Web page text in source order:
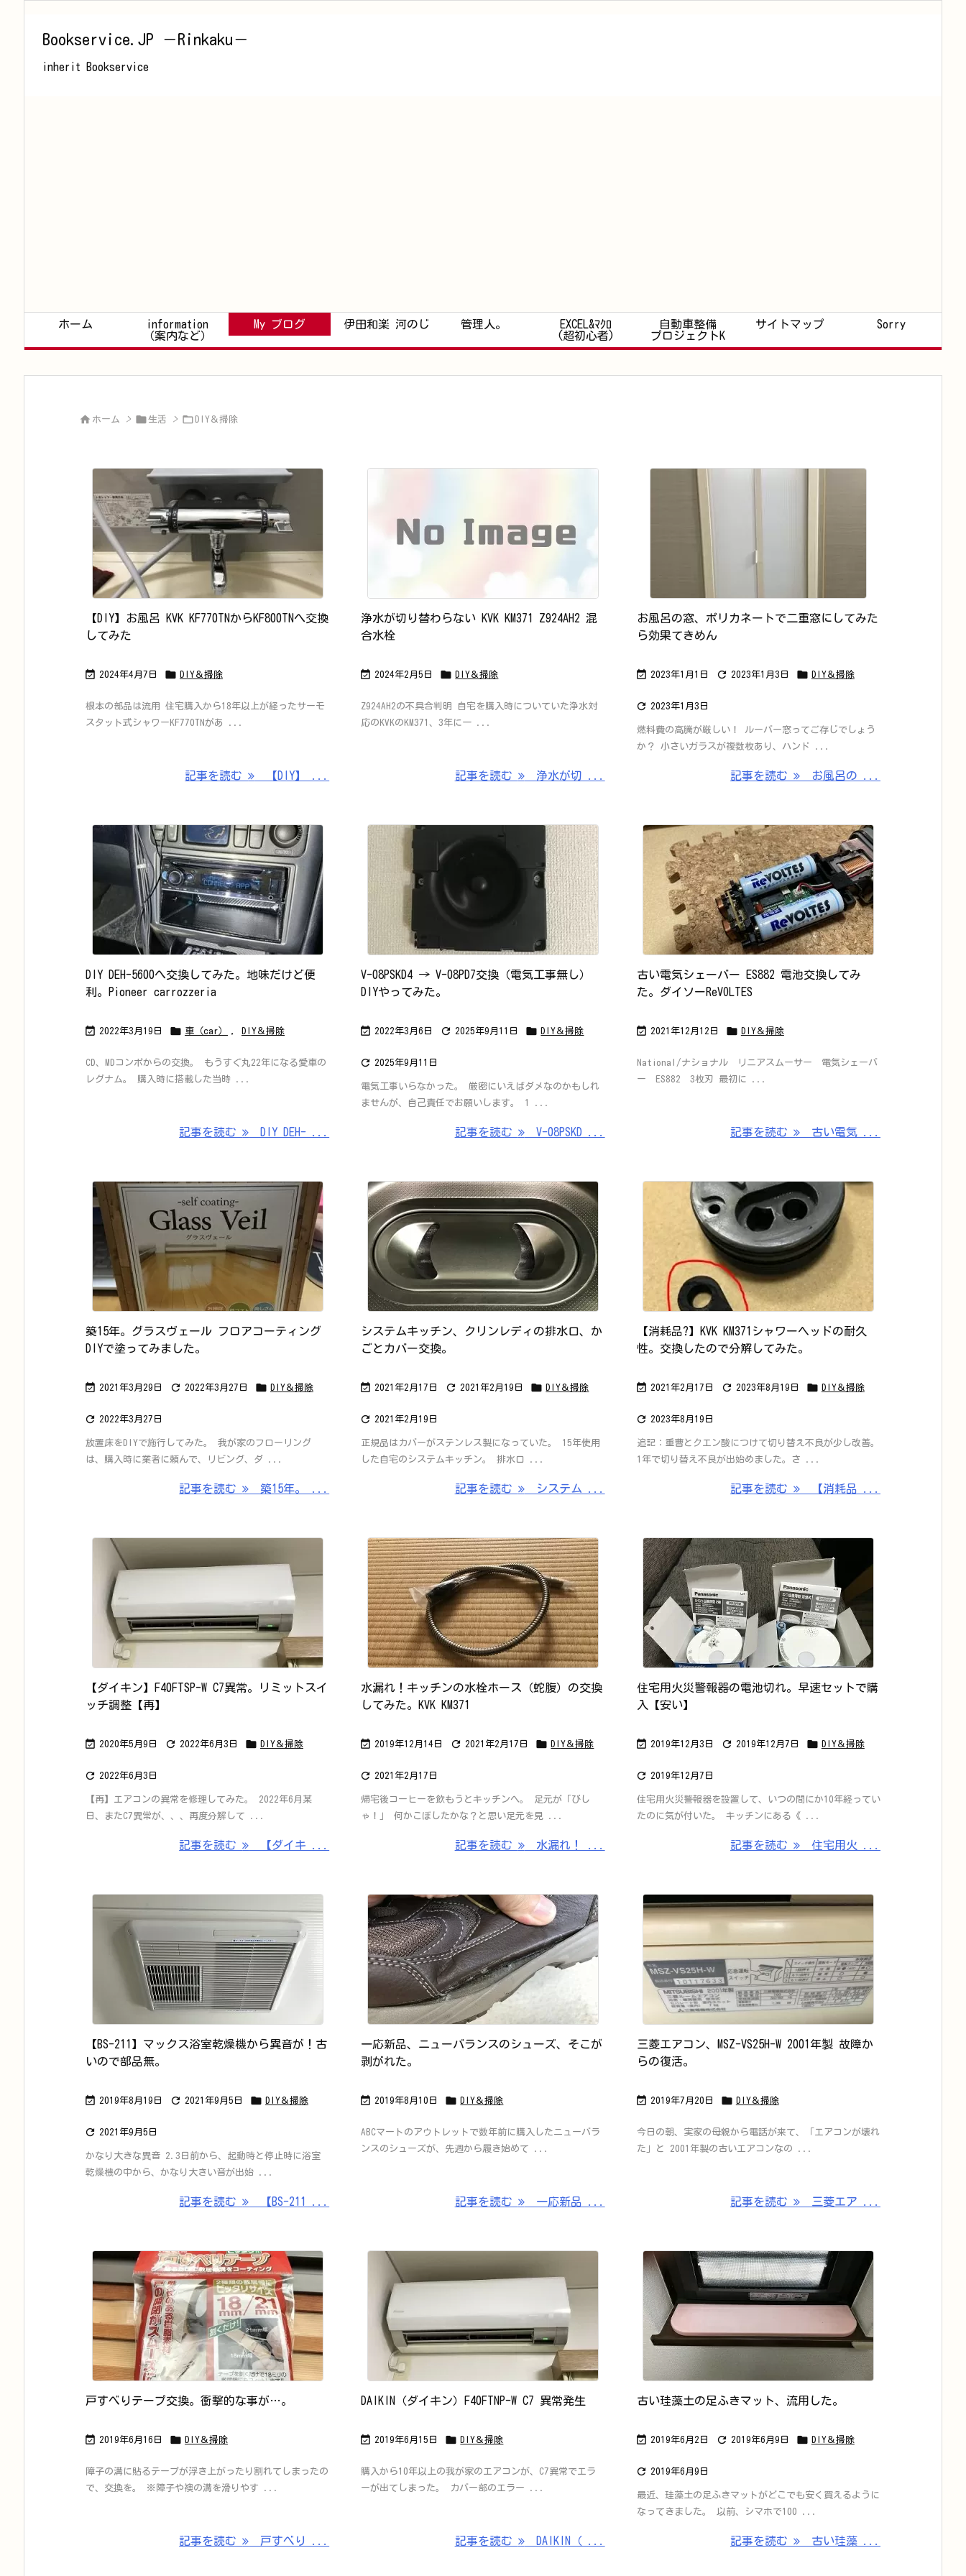
Bookservice.JP －Rinkaku－
inherit Bookservice
ホーム
information
（案内など）
My ブログ 伊田和楽 河のじ 管理人。
EXCEL&ﾏｸﾛ
(超初心者)
自動車整備
プロジェクトK
サイトマップ Sorry
 ホーム > 生活 >  DIY＆掃除
【DIY】お風呂 KVK KF770TNからKF800TNへ交換
してみた
 2024年4月7日  DIY＆掃除
根本の部品は流用 住宅購入から18年以上が経ったサーモ
スタット式シャワーKF770TNがあ ...
記事を読む 【DIY】 ...
浄水が切り替わらない KVK KM371 Z924AH2 混
合水栓
 2024年2月5日  DIY＆掃除
Z924AH2の不具合判明 自宅を購入時についていた浄水対
応のKVKのKM371、3年に一 ...
記事を読む 浄水が切 ...
お風呂の窓、ポリカネートで二重窓にしてみた
ら効果てきめん
 2023年1月1日  2023年1月3日  DIY＆掃除
 2023年1月3日
燃料費の高騰が厳しい！ ルーバー窓ってご存じでしょう
か？ 小さいガラスが複数枚あり、ハンド ...
記事を読む お風呂の ...
DIY DEH-5600へ交換してみた。地味だけど便
利。Pioneer carrozzeria
 2022年3月19日  車（car） , DIY＆掃除
CD、MDコンポからの交換。 もうすぐ丸22年になる愛車の
レグナム。 購入時に搭載した当時 ...
記事を読む DIY DEH- ...
V-08PSKD4 → V-08PD7交換（電気工事無し）
DIYやってみた。
 2022年3月6日  2025年9月11日  DIY＆掃除
 2025年9月11日
電気工事いらなかった。 厳密にいえばダメなのかもしれ
ませんが、自己責任でお願いします。 1 ...
記事を読む V-08PSKD ...
古い電気シェーバー ES882 電池交換してみ
た。ダイソーReVOLTES
 2021年12月12日  DIY＆掃除
National/ナショナル リニアスムーサー 電気シェーバ
ー ES882 3枚刃 最初に ...
記事を読む 古い電気 ...
築15年。グラスヴェール フロアコーティング
DIYで塗ってみました。
 2021年3月29日  2022年3月27日  DIY＆掃除
 2022年3月27日
放置床をDIYで施行してみた。 我が家のフローリング
は、購入時に業者に頼んで、リビング、ダ ...
記事を読む 築15年。 ...
システムキッチン、クリンレディの排水口、か
ごとカバー交換。
 2021年2月17日  2021年2月19日  DIY＆掃除
 2021年2月19日
正規品はカバーがステンレス製になっていた。 15年使用
した自宅のシステムキッチン。 排水口 ...
記事を読む システム ...
【消耗品?】KVK KM371シャワーヘッドの耐久
性。交換したので分解してみた。
 2021年2月17日  2023年8月19日  DIY＆掃除
 2023年8月19日
追記：重曹とクエン酸につけて切り替え不良が少し改善。
1年で切り替え不良が出始めました。さ ...
記事を読む 【消耗品 ...
【ダイキン】F40FTSP-W C7異常。リミットスイ
ッチ調整【再】
 2020年5月9日  2022年6月3日  DIY＆掃除
 2022年6月3日
【再】エアコンの異常を修理してみた。 2022年6月某
日、またC7異常が、、、再度分解して ...
記事を読む 【ダイキ ...
水漏れ！キッチンの水栓ホース（蛇腹）の交換
してみた。KVK KM371
 2019年12月14日  2021年2月17日  DIY＆掃除
 2021年2月17日
帰宅後コーヒーを飲もうとキッチンへ。 足元が「びし
ゃ！」 何かこぼしたかな？と思い足元を見 ...
記事を読む 水漏れ！ ...
住宅用火災警報器の電池切れ。早速セットで購
入【安い】
 2019年12月3日  2019年12月7日  DIY＆掃除
 2019年12月7日
住宅用火災警報器を設置して、いつの間にか10年経ってい
たのに気が付いた。 キッチンにある《 ...
記事を読む 住宅用火 ...
【BS-211】マックス浴室乾燥機から異音が！古
いので部品無。
 2019年8月19日  2021年9月5日  DIY＆掃除
 2021年9月5日
かなり大きな異音 2.3日前から、起動時と停止時に浴室
乾燥機の中から、かなり大きい音が出始 ...
記事を読む 【BS-211 ...
一応新品、ニューバランスのシューズ、そこが
剥がれた。
 2019年8月10日  DIY＆掃除
ABCマートのアウトレットで数年前に購入したニューバラ
ンスのシューズが、先週から履き始めて ...
記事を読む 一応新品 ...
三菱エアコン、MSZ-VS25H-W 2001年製 故障か
らの復活。
 2019年7月20日  DIY＆掃除
今日の朝、実家の母親から電話が来て、「エアコンが壊れ
た」と 2001年製の古いエアコンなの ...
記事を読む 三菱エア ...
戸すべりテープ交換。衝撃的な事が…。
 2019年6月16日  DIY＆掃除
障子の溝に貼るテープが浮き上がったり割れてしまったの
で、交換を。 ※障子や襖の溝を滑りやす ...
記事を読む 戸すべり ...
DAIKIN（ダイキン）F40FTNP-W C7 異常発生
 2019年6月15日  DIY＆掃除
購入から10年以上の我が家のエアコンが、C7異常でエラ
ーが出てしまった。 カバー部のエラー ...
記事を読む DAIKIN（ ...
古い珪藻土の足ふきマット、流用した。
 2019年6月2日  2019年6月9日  DIY＆掃除
 2019年6月9日
最近、珪藻土の足ふきマットがどこでも安く買えるように
なってきました。 以前、シマホで100 ...
記事を読む 古い珪藻 ...